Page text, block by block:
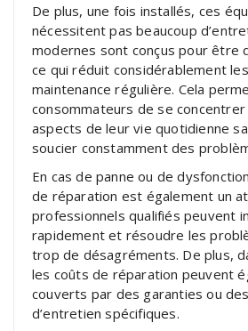
De plus, une fois installés, ces
nécessitent pas beaucoup
modernes sont conçus pour être
ce qui réduit considérablement
maintenance régulière. Cela
consommateurs de se concentrer
aspects de leur vie quotidienne
soucier constamment des
En cas de panne ou de
de réparation est également un
professionnels qualifiés peuvent
rapidement et résoudre les
trop de désagréments. De plus,
les coûts de réparation peuvent
couverts par des garanties ou
d’entretien spécifiques.